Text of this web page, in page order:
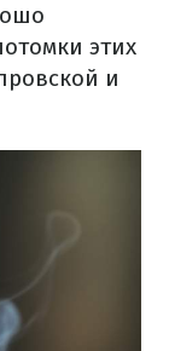
этих
и